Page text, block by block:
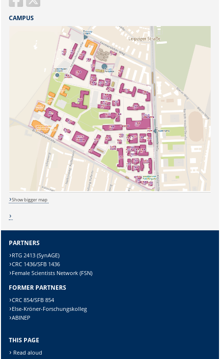
Sicherheitsabfrage:
CAMPUS
Show bigger map
PARTNERS
RTG 2413 (SynAGE)
CRC 1436/SFB 1436
Female Scientists Network (FSN)
FORMER PARTNERS
CRC 854/SFB 854
Else-Kröner-Forschungskolleg
ABINEP
THIS PAGE
Read aloud